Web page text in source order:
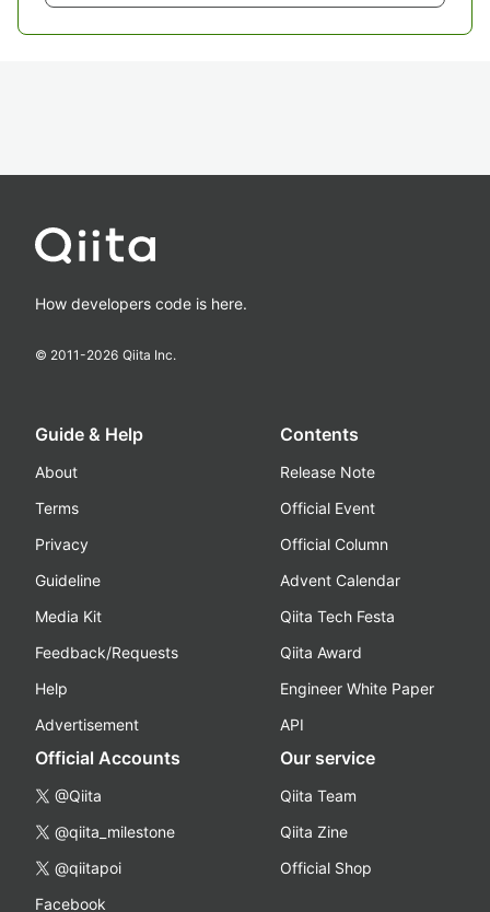
How developers code is here.
© 2011-2026 Qiita Inc.
Guide & Help
About
Terms
Privacy
Guideline
Media Kit
Feedback/Requests
Help
Advertisement
Contents
Release Note
Official Event
Official Column
Advent Calendar
Qiita Tech Festa
Qiita Award
Engineer White Paper
API
Official Accounts
@Qiita
@qiita_milestone
@qiitapoi
Facebook
Our service
Qiita Team
Qiita Zine
Official Shop